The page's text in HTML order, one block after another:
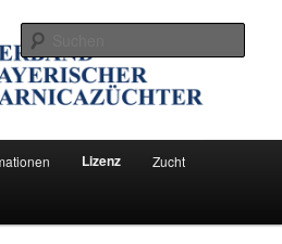
Carnica in Bayern
Lizenz Zucht